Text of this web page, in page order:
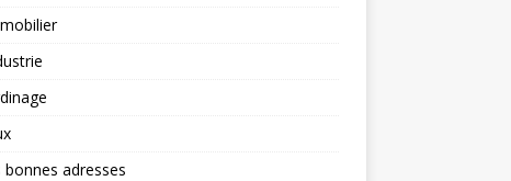
bonnes adresses